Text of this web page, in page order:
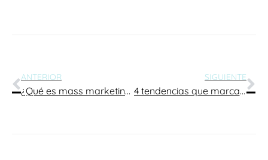
ANTERIOR
¿Qué es mass marketing?
SIGUIENTE
4 tendencias que marcarán el marketing móvil durante 2016